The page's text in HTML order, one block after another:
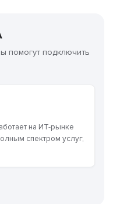
помогут подключить
на ИТ-рынке
спектром услуг,